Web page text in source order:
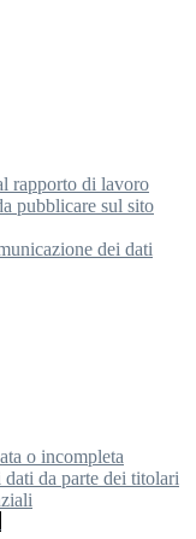
rapporto di lavoro
pubblicare sul sito
dei dati
o incompleta
da parte dei titolari